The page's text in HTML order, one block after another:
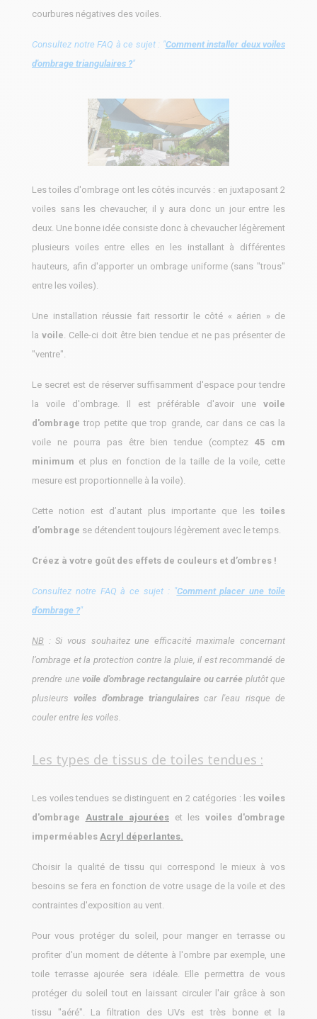
courbures négatives des voiles.
Consultez notre FAQ à ce sujet : "Comment installer deux voiles
d'ombrage triangulaires ?"
Les toiles d'ombrage ont les côtés incurvés : en juxtaposant 2
voiles sans les chevaucher, il y aura donc un jour entre les
deux. Une bonne idée consiste donc à chevaucher légèrement
plusieurs voiles entre elles en les installant à différentes
hauteurs, afin d'apporter un ombrage uniforme (sans "trous"
entre les voiles).
Une installation réussie fait ressortir le côté « aérien » de
lavoile. Celle-ci doit être bien tendue et ne pas présenter de
"ventre".
Le secret est de réserver suffisamment d'espace pour tendre
la voile d'ombrage. Il est préférable d'avoir une voile
d'ombrage trop petite que trop grande, car dans ce cas la
voile ne pourra pas être bien tendue (comptez45 cm
minimum et plus en fonction de la taille de la voile, cette
mesure est proportionnelle à la voile).
Cette notion est d’autant plus importante que les toiles
d’ombrage se détendent toujours légèrement avec le temps.
Créez à votre goût des effets de couleurs et d’ombres !
Consultez notre FAQ à ce sujet : "Comment placer une toile
d'ombrage ?"
NB : Si vous souhaitez une efficacité maximale concernant
l’ombrage et la protection contre la pluie, il est recommandé de
prendre une voile d'ombrage rectangulaire ou carrée plutôt que
plusieursvoiles d'ombrage triangulairescar l'eau risque de
couler entre les voiles.
Les types de tissus de toiles tendues :
Les voiles tendues se distinguent en 2 catégories : les voiles
d'ombrage Australe ajourées et les voiles d'ombrage
imperméables Acryl déperlantes.
Choisir la qualité de tissu qui correspond le mieux à vos
besoins se fera en fonction de votre usage de la voile et des
contraintes d'exposition au vent.
Pour vous protéger du soleil, pour manger en terrasse ou
profiter d'un moment de détente à l'ombre par exemple, une
toile terrasse ajourée sera idéale. Elle permettra de vous
protéger du soleil tout en laissant circuler l'air grâce à son
tissu "aéré". La filtration des UVs est très bonne et la